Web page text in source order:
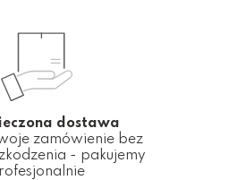
dostawa
zamówienie bez
- pakujemy